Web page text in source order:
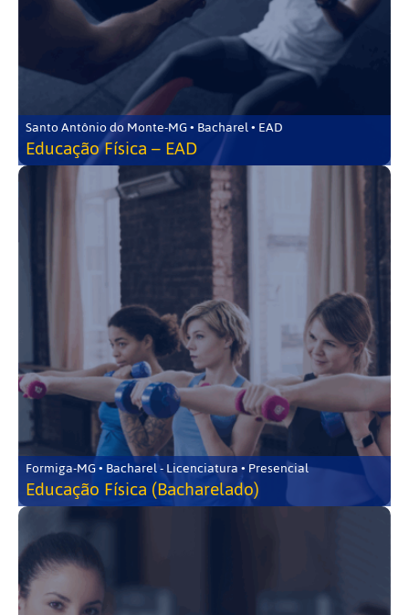
Santo Antônio do Monte-MG • Bacharel • EAD
Educação Física – EAD
Formiga-MG • Bacharel - Licenciatura • Presencial
Educação Física (Bacharelado)